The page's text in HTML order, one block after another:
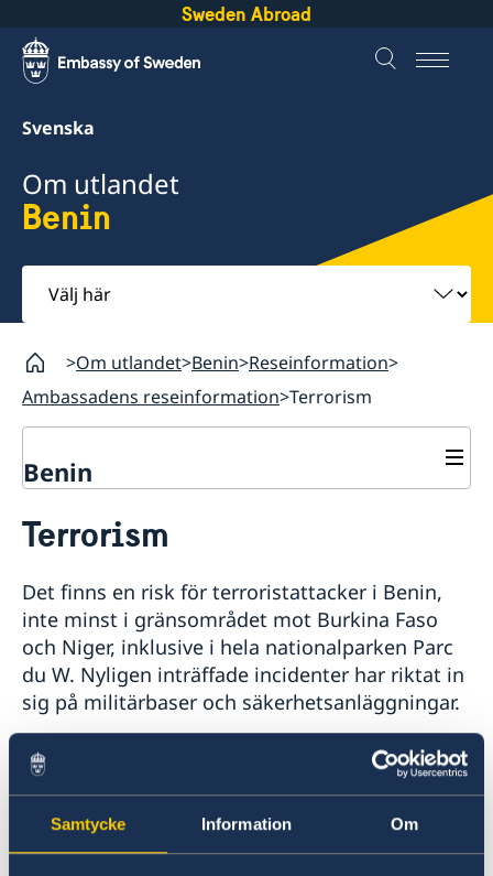
Samtycke Information Om
Sweden Abroad
Svenska
Om utlandet
Benin
Välj
här
Om utlandet Benin Reseinformation
Ambassadens reseinformation Terrorism
Benin
Hjälp till svenskar i Benin
Pass utomlands
Provisoriskt pass
Gifta sig utomlands
Ambassadens reseinformation
Aktuella händelser
Allmänna säkerhetsläget
Terrorism
Naturförhållanden och katastrofer
In- och utresebestämmelser
Hälso- och sjukvård
Lokala lagar och sedvänjor
Kriminalitet och personlig säkerhet
Trafiksäkerhet
Övriga upplysningar
Terrorism
Det finns en risk för terroristattacker i Benin,
inte minst i gränsområdet mot Burkina Faso
och Niger, inklusive i hela nationalparken Parc
du W. Nyligen inträffade incidenter har riktat in
sig på militärbaser och säkerhetsanläggningar.
Resenärer bör vara vaksamma och försiktiga, i
synnerhet på offentliga platser, i och omkring
offentliga byggnader, vid turistattraktioner, på
allmänna transportmedel, i köpcentra och på